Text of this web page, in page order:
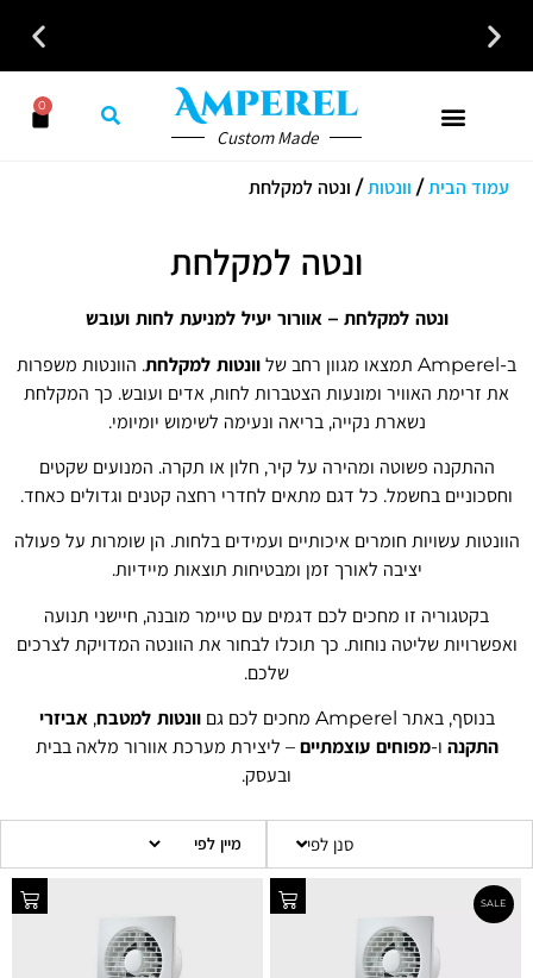
כל פתרונות האוורור והחימום במקום אחד לבית לעסק ולמשרד
Custom Made
0
עמוד הבית / וונטות / ונטה למקלחת
ונטה למקלחת
ונטה למקלחת – אוורור יעיל למניעת לחות ועובש
ב-Amperel תמצאו מגוון רחב של וונטות למקלחת. הוונטות משפרות
את זרימת האוויר ומונעות הצטברות לחות, אדים ועובש. כך המקלחת
נשארת נקייה, בריאה ונעימה לשימוש יומיומי.
ההתקנה פשוטה ומהירה על קיר, חלון או תקרה. המנועים שקטים
וחסכוניים בחשמל. כל דגם מתאים לחדרי רחצה קטנים וגדולים כאחד.
הוונטות עשויות חומרים איכותיים ועמידים בלחות. הן שומרות על פעולה
יציבה לאורך זמן ומבטיחות תוצאות מיידיות.
בקטגוריה זו מחכים לכם דגמים עם טיימר מובנה, חיישני תנועה
ואפשרויות שליטה נוחות. כך תוכלו לבחור את הוונטה המדויקת לצרכים
שלכם.
בנוסף, באתר Amperel מחכים לכם גם וונטות למטבח,אביזרי
התקנה ו-מפוחים עוצמתיים – ליצירת מערכת אוורור מלאה בבית
ובעסק.
סנן לפי